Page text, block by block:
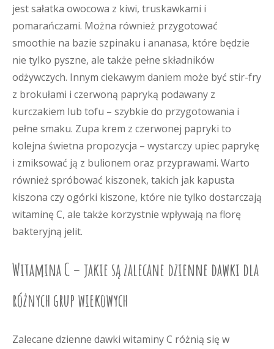
jest sałatka owocowa z kiwi, truskawkami i
pomarańczami. Można również przygotować
smoothie na bazie szpinaku i ananasa, które będzie
nie tylko pyszne, ale także pełne składników
odżywczych. Innym ciekawym daniem może być stir-fry
z brokułami i czerwoną papryką podawany z
kurczakiem lub tofu – szybkie do przygotowania i
pełne smaku. Zupa krem z czerwonej papryki to
kolejna świetna propozycja – wystarczy upiec paprykę
i zmiksować ją z bulionem oraz przyprawami. Warto
również spróbować kiszonek, takich jak kapusta
kiszona czy ogórki kiszone, które nie tylko dostarczają
witaminę C, ale także korzystnie wpływają na florę
bakteryjną jelit.
Witamina C – jakie są zalecane dzienne dawki dla
różnych grup wiekowych
Zalecane dzienne dawki witaminy C różnią się w